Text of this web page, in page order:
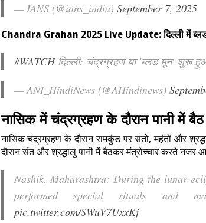
— IANS (@ians_india) September 7, 2025
Chandra Grahan 2025 Live Update: दिल्ली में
#WATCHदिल्ली: चंद्रग्रहण या 'ब्लड मून' शुरू
— ANI_HindiNews (@AHindinews)
नासिक में चंद्रग्रहण के दौरान पानी में बैठ
नासिक चंद्रग्रहण के दौरान रामकुंड पर संतों, महंतों और
दौरान संत और श्रद्धालु पानी में बैठकर मंत्रोच्चार करते नजर
Nashik, Maharashtra: During the lunar
performed special rituals and
pic.twitter.com/SWuV7UxxKj